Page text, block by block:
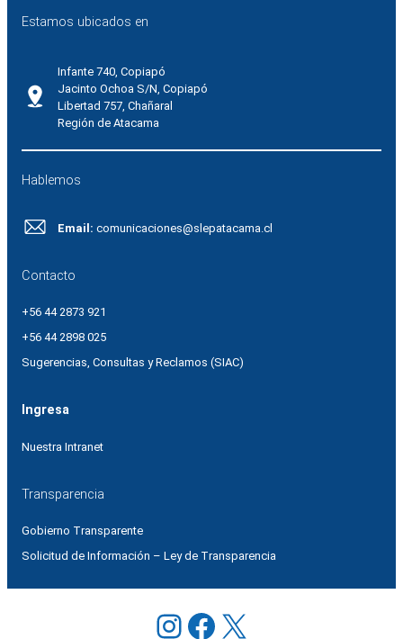
Estamos ubicados en
Infante 740, Copiapó
Jacinto Ochoa S/N, Copiapó
Libertad 757, Chañaral
Región de Atacama
Hablemos
Email: comunicaciones@slepatacama.cl
Contacto
+56 44 2873 921
+56 44 2898 025
Sugerencias, Consultas y Reclamos (SIAC)
Ingresa
Nuestra Intranet
Transparencia
Gobierno Transparente
Solicitud de Información – Ley de Transparencia
Instagram
Facebook
X